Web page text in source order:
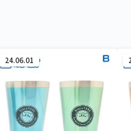
24.06.01